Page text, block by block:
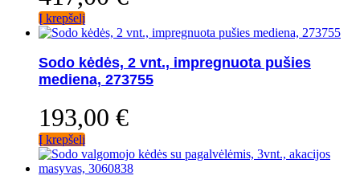
Į krepšelį
Sodo kėdės, 2 vnt., impregnuota pušies
mediena, 273755
193,00 €
Į krepšelį